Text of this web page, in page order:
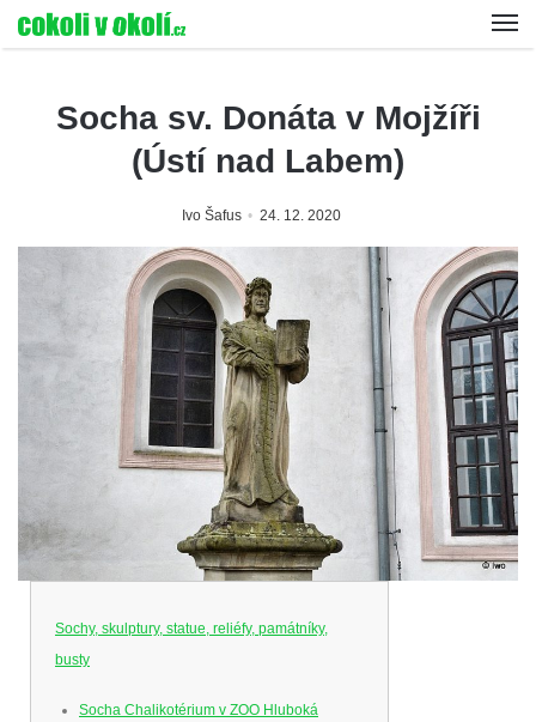
Socha sv. Donáta v Mojžíři
(Ústí nad Labem)
Ivo Šafus 24. 12. 2020
Sochy, skulptury, statue, reliéfy, památníky,
busty
Socha Chalikotérium v ZOO Hluboká